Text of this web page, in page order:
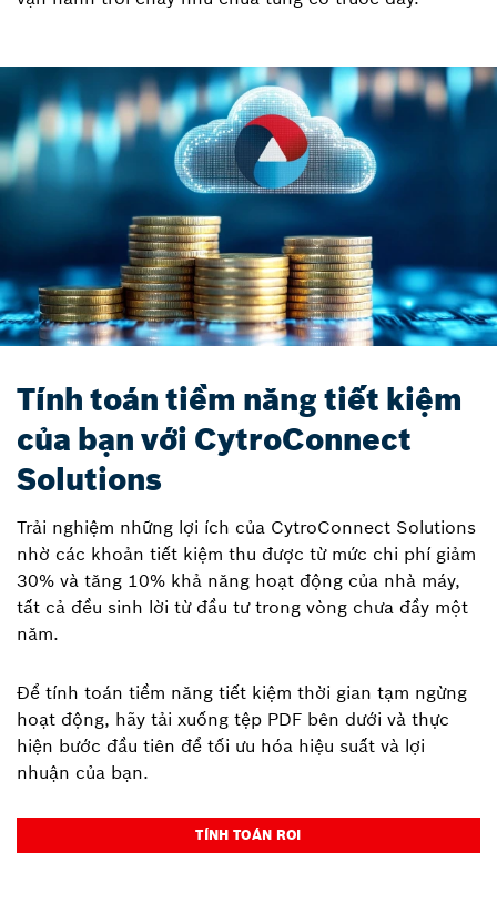
Tính toán tiềm năng tiết kiệm
của bạn với CytroConnect
Solutions
Trải nghiệm những lợi ích của CytroConnect Solutions
nhờ các khoản tiết kiệm thu được từ mức chi phí giảm
30% và tăng 10% khả năng hoạt động của nhà máy,
tất cả đều sinh lời từ đầu tư trong vòng chưa đầy một
năm.
Để tính toán tiềm năng tiết kiệm thời gian tạm ngừng
hoạt động, hãy tải xuống tệp PDF bên dưới và thực
hiện bước đầu tiên để tối ưu hóa hiệu suất và lợi
nhuận của bạn.
TÍNH TOÁN ROI